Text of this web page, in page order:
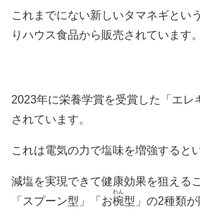
これまでにない新しいタマネギとい
りハウス食品から販売されています。
2023年に栄養学賞を受賞した「エレ
されています。
これは電気の力で塩味を増強すると
減塩を実現できて健康効果を狙える
「スプーン型」「お椀
わん
型」の2種類が